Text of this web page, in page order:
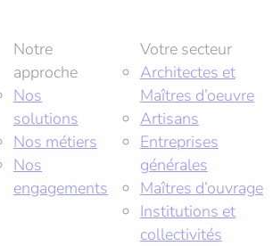
Notre
approche
Nos
solutions
Nos métiers
Nos
engagements
Votre secteur
Architectes et
Maîtres d’oeuvre
Artisans
Entreprises
générales
Maîtres d’ouvrage
Institutions et
collectivités